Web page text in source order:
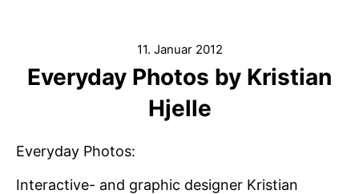
11. Januar 2012
Everyday Photos by Kristian
Hjelle
Everyday Photos:
Interactive- and graphic designer Kristian